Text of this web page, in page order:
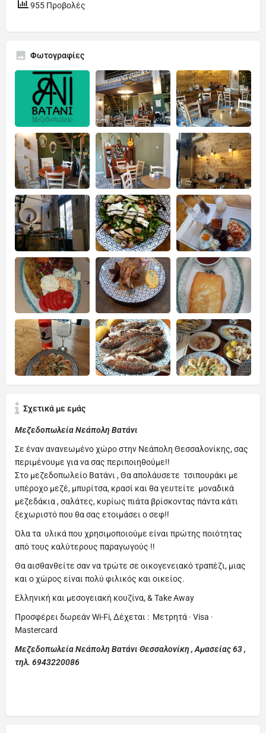
955 Προβολές
Φωτογραφίες
Σχετικά με εμάς
Μεζεδοπωλεία Νεάπολη Βατάνι
Σε έναν ανανεωμένο χώρο στην Νεάπολη Θεσσαλονίκης, σας
περιμένουμε για να σας περιποιηθούμε!!
Στο μεζεδοπωλείο Βατάνι , Θα απολάυσετε τσιπουράκι με
υπέροχο μεζέ, μπυρίτσα, κρασί και θα γευτείτε μοναδικά
μεζεδάκια , σαλάτες, κυρίως πιάτα βρίσκοντας πάντα κάτι
ξεχωριστό που θα σας ετοιμάσει ο σεφ!!
Όλα τα υλικά που χρησιμοποιούμε είναι πρώτης ποιότητας
από τους καλύτερους παραγωγούς !!
Θα αισθανθείτε σαν να τρώτε σε οικογενειακό τραπέζι, μιας
και ο χώρος είναι πολύ φιλικός και οικείος.
Ελληνική και μεσογειακή κουζίνα, & Take Away
Προσφέρει δωρεάν Wi-Fi, Δέχεται : Μετρητά · Visa ·
Mastercard
Μεζεδοπωλεία Νεάπολη Βατάνι Θεσσαλονίκη , Αμασείας 63 ,
τηλ. 6943220086